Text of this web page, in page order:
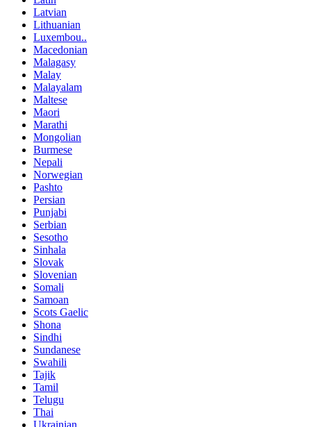
Latvian
Lithuanian
Luxembou..
Macedonian
Malagasy
Malay
Malayalam
Maltese
Maori
Marathi
Mongolian
Burmese
Nepali
Norwegian
Pashto
Persian
Punjabi
Serbian
Sesotho
Sinhala
Slovak
Slovenian
Somali
Samoan
Scots Gaelic
Shona
Sindhi
Sundanese
Swahili
Tajik
Tamil
Telugu
Thai
Ukrainian